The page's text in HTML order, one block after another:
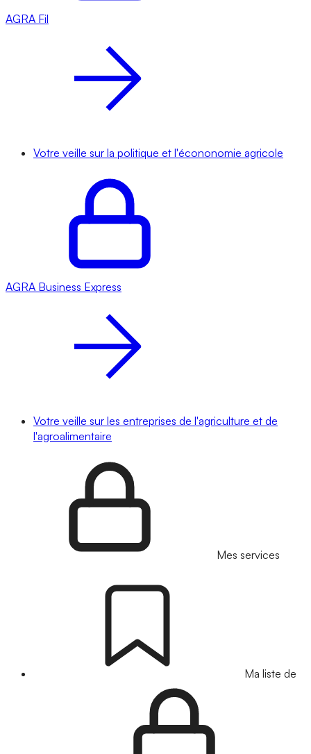
AGRA Fil
Votre veille sur la politique et l'écononomie agricole
AGRA Business Express
Votre veille sur les entreprises de l'agriculture et de
l'agroalimentaire
Mes services
Ma liste de